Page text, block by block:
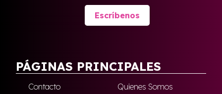
Escríbenos
PÁGINAS PRINCIPALES
Contacto
Quienes Somos